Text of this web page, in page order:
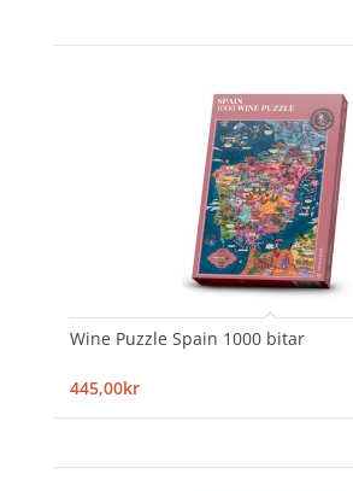
Wine Puzzle Spain 1000 bitar
445,00kr